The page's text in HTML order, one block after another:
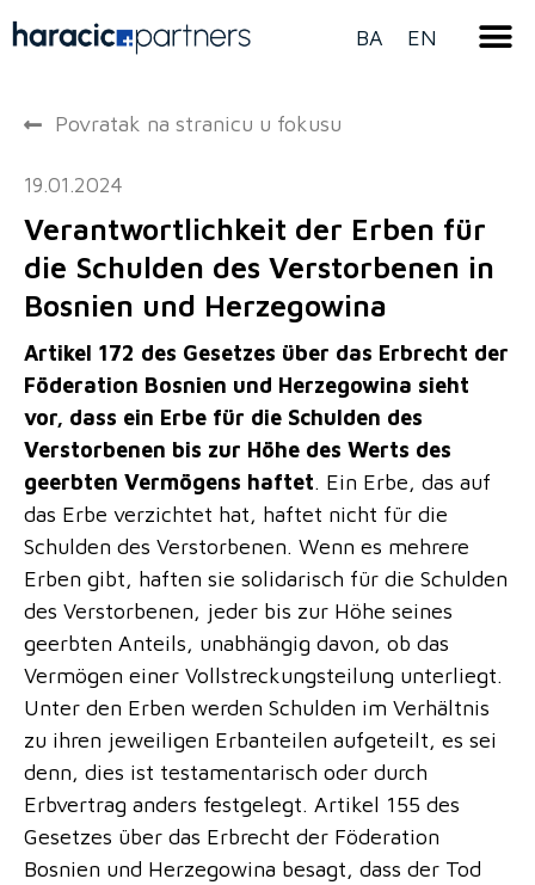
BA EN
Povratak na stranicu u fokusu
19.01.2024
Verantwortlichkeit der Erben für
die Schulden des Verstorbenen in
Bosnien und Herzegowina
Artikel 172 des Gesetzes über das Erbrecht der
Föderation Bosnien und Herzegowina sieht
vor, dass ein Erbe für die Schulden des
Verstorbenen bis zur Höhe des Werts des
geerbten Vermögens haftet. Ein Erbe, das auf
das Erbe verzichtet hat, haftet nicht für die
Schulden des Verstorbenen. Wenn es mehrere
Erben gibt, haften sie solidarisch für die Schulden
des Verstorbenen, jeder bis zur Höhe seines
geerbten Anteils, unabhängig davon, ob das
Vermögen einer Vollstreckungsteilung unterliegt.
Unter den Erben werden Schulden im Verhältnis
zu ihren jeweiligen Erbanteilen aufgeteilt, es sei
denn, dies ist testamentarisch oder durch
Erbvertrag anders festgelegt. Artikel 155 des
Gesetzes über das Erbrecht der Föderation
Bosnien und Herzegowina besagt, dass der Tod